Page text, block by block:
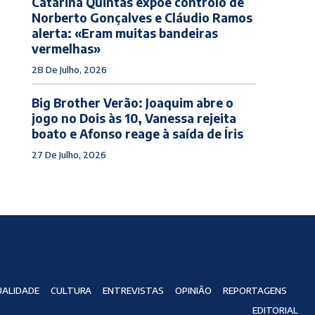
Norberto Gonçalves e Cláudio Ramos
alerta: «Eram muitas bandeiras
vermelhas»
28 De Julho, 2026
Big Brother Verão: Joaquim abre o
jogo no Dois às 10, Vanessa rejeita
boato e Afonso reage à saída de Íris
27 De Julho, 2026
CULTURA ENTREVISTAS OPINIÃO
REPORTAGENS
EDITORIAL